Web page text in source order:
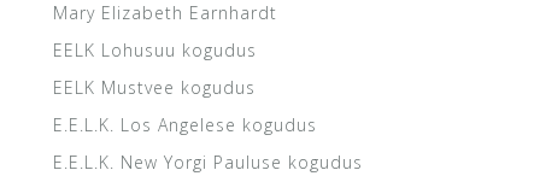
Mary Elizabeth Earnhardt
EELK Lohusuu kogudus
EELK Mustvee kogudus
E.E.L.K. Los Angelese kogudus
E.E.L.K. New Yorgi Pauluse kogudus